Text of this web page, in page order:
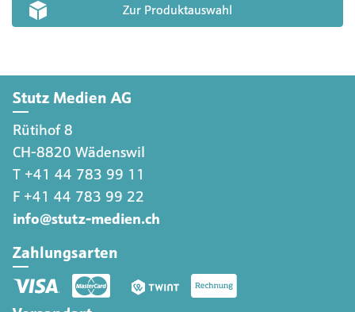
Zur Produktauswahl
Stutz Medien AG
Rütihof 8
CH-8820 Wädenswil
T +41 44 783 99 11
F +41 44 783 99 22
info@stutz-medien.ch
Zahlungsarten